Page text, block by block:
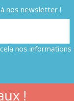
nos newsletter !
nos
!